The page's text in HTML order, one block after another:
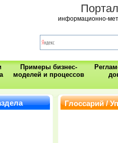
информационно-
Примеры бизнес-
моделей и процессов
Глоссарий /